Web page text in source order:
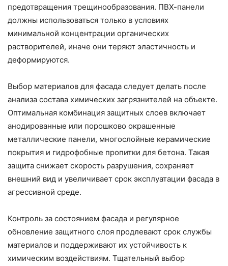
предотвращения трещинообразования. ПВХ-панели
должны использоваться только в условиях
минимальной концентрации органических
растворителей, иначе они теряют эластичность и
деформируются.
Выбор материалов для фасада следует делать после
анализа состава химических загрязнителей на объекте.
Оптимальная комбинация защитных слоев включает
анодированные или порошково окрашенные
металлические панели, многослойные керамические
покрытия и гидрофобные пропитки для бетона. Такая
защита снижает скорость разрушения, сохраняет
внешний вид и увеличивает срок эксплуатации фасада в
агрессивной среде.
Контроль за состоянием фасада и регулярное
обновление защитного слоя продлевают срок службы
материалов и поддерживают их устойчивость к
химическим воздействиям. Тщательный выбор